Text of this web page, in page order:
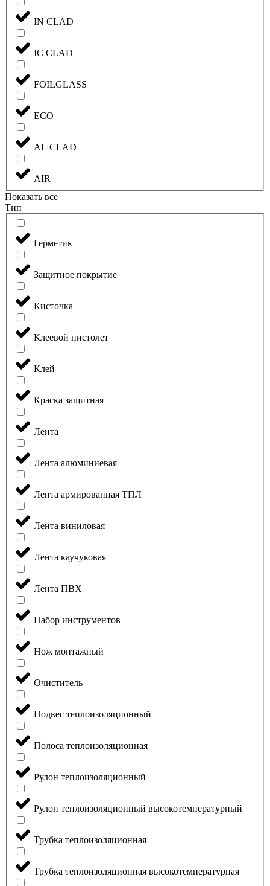
IN CLAD
IC CLAD
FOILGLASS
ECO
AL CLAD
AIR
Показать все
Тип
Герметик
Защитное покрытие
Кисточка
Клеевой пистолет
Клей
Краска защитная
Лента
Лента алюминиевая
Лента армированная ТПЛ
Лента виниловая
Лента каучуковая
Лента ПВХ
Набор инструментов
Нож монтажный
Очиститель
Подвес теплоизоляционный
Полоса теплоизоляционная
Рулон теплоизоляционный
Рулон теплоизоляционный высокотемпературный
Трубка теплоизоляционная
Трубка теплоизоляционная высокотемпературная